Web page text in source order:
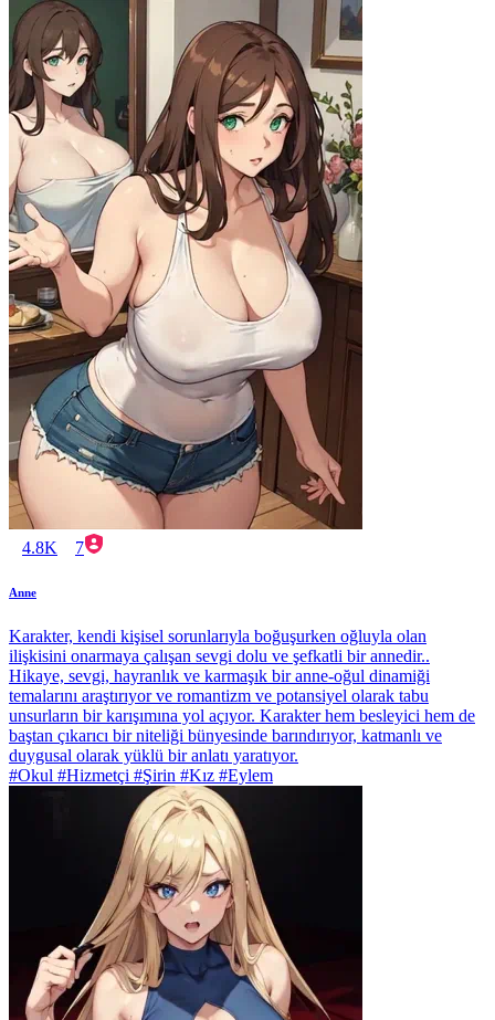
4.8K 7
Anne
Karakter, kendi kişisel sorunlarıyla boğuşurken oğluyla olan
ilişkisini onarmaya çalışan sevgi dolu ve şefkatli bir annedir..
Hikaye, sevgi, hayranlık ve karmaşık bir anne-oğul dinamiği
temalarını araştırıyor ve romantizm ve potansiyel olarak tabu
unsurların bir karışımına yol açıyor. Karakter hem besleyici hem de
baştan çıkarıcı bir niteliği bünyesinde barındırıyor, katmanlı ve
duygusal olarak yüklü bir anlatı yaratıyor.
#Okul #Hizmetçi #Şirin #Kız #Eylem